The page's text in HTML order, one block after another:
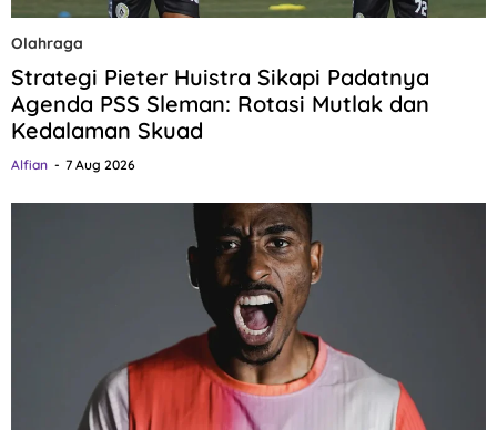
Olahraga
Strategi Pieter Huistra Sikapi Padatnya
Agenda PSS Sleman: Rotasi Mutlak dan
Kedalaman Skuad
Alfian 7 Aug 2026